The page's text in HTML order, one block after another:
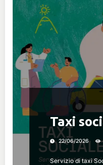
Taxi
22/06/2026
Servizio di taxi